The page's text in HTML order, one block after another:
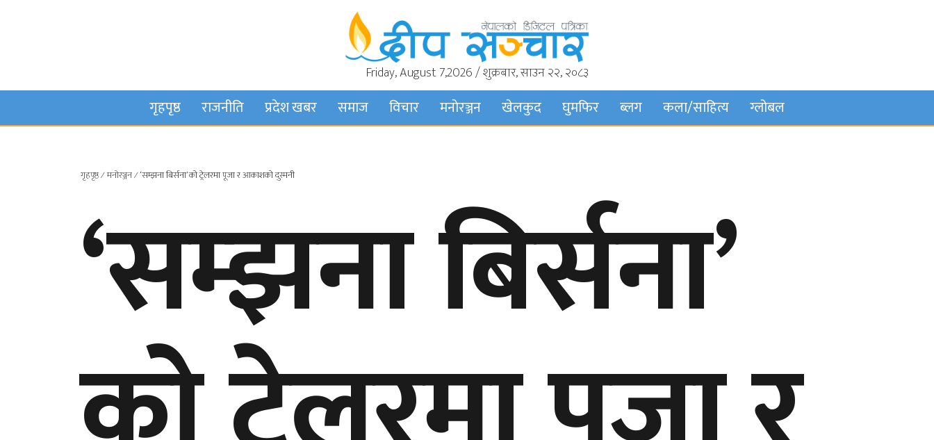
Friday, August 7,2026 / शुक्रबार, साउन २२, २०८३
गृहपृष्ठ राजनीति प्रदेश खबर समाज विचार मनाेरञ्जन खेलकुद घुमफिर ब्लग कला/साहित्य ग्लोबल
गृहपृष्ठ∕मनाेरञ्जन∕‘सम्झना बिर्सना’ को ट्रेलरमा पूजा र आकाशको दुस्मनी
‘सम्झना बिर्सना’